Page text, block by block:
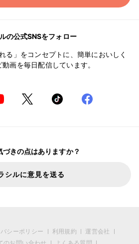
の公式SNSをフォロー
る」をコンセプトに、簡単においしく
画を毎日配信しています。
づきの点はありますか？
シルに意見を送る
シーポリシー 利用規約
運営会社